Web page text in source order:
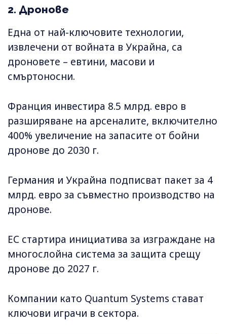
2. Дронове
Една от най-ключовите технологии,
извлечени от войната в Украйна, са
дроновете – евтини, масови и
смъртоносни.
Франция инвестира 8.5 млрд. евро в
разширяване на арсеналите, включително
400% увеличение на запасите от бойни
дронове до 2030 г.
Германия и Украйна подписват пакет за 4
млрд. евро за съвместно производство на
дронове.
ЕС стартира инициатива за изграждане на
многослойна система за защита срещу
дронове до 2027 г.
Компании като Quantum Systems стават
ключови играчи в сектора.